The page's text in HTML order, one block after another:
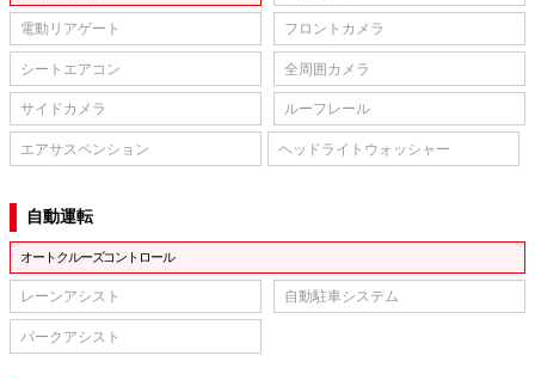
電動リアゲート フロントカメラ
シートエアコン 全周囲カメラ
サイドカメラ ルーフレール
エアサスペンション ヘッドライトウォッシャー
自動運転
オートクルーズコントロール
レーンアシスト 自動駐車システム
パークアシスト